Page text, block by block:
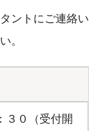
ントにご連絡い
。
３０（受付開